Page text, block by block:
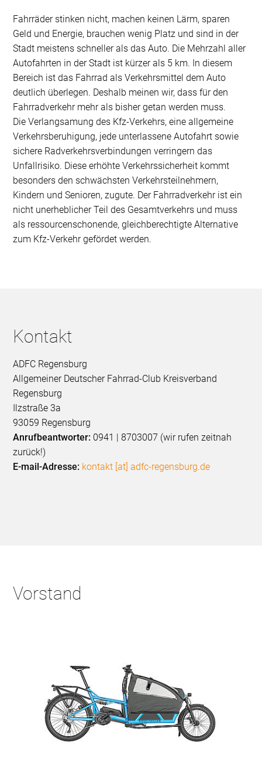
Fahrräder stinken nicht, machen keinen Lärm, sparen
Geld und Energie, brauchen wenig Platz und sind in der
Stadt meistens schneller als das Auto. Die Mehrzahl aller
Autofahrten in der Stadt ist kürzer als 5 km. In diesem
Bereich ist das Fahrrad als Verkehrsmittel dem Auto
deutlich überlegen. Deshalb meinen wir, dass für den
Fahrradverkehr mehr als bisher getan werden muss.
Die Verlangsamung des Kfz-Verkehrs, eine allgemeine
Verkehrsberuhigung, jede unterlassene Autofahrt sowie
sichere Radverkehrsverbindungen verringern das
Unfallrisiko. Diese erhöhte Verkehrssicherheit kommt
besonders den schwächsten Verkehrsteilnehmern,
Kindern und Senioren, zugute. Der Fahrradverkehr ist ein
nicht unerheblicher Teil des Gesamtverkehrs und muss
als ressourcenschonende, gleichberechtigte Alternative
zum Kfz-Verkehr gefördet werden.
Kontakt
ADFC Regensburg
Allgemeiner Deutscher Fahrrad-Club Kreisverband
Regensburg
Ilzstraße 3a
93059 Regensburg
Anrufbeantworter: 0941 | 8703007 (wir rufen zeitnah
zurück!)
E-mail-Adresse: kontakt [at] adfc-regensburg.de
Vorstand